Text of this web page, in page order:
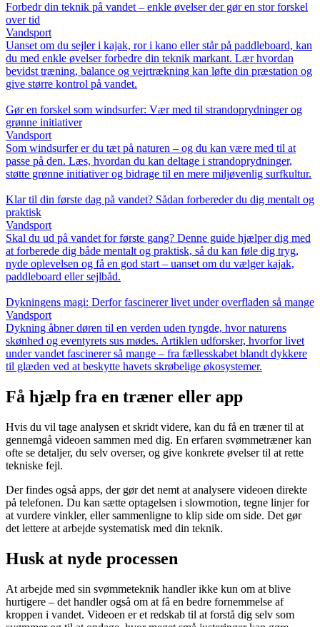
Forbedr din teknik på vandet – enkle øvelser der gør en stor forskel
over tid
Vandsport
Uanset om du sejler i kajak, ror i kano eller står på paddleboard, kan
du med enkle øvelser forbedre din teknik markant. Lær hvordan
bevidst træning, balance og vejrtrækning kan løfte din præstation og
give større kontrol på vandet.
Gør en forskel som windsurfer: Vær med til strandoprydninger og
grønne initiativer
Vandsport
Som windsurfer er du tæt på naturen – og du kan være med til at
passe på den. Læs, hvordan du kan deltage i strandoprydninger,
støtte grønne initiativer og bidrage til en mere miljøvenlig surfkultur.
Klar til din første dag på vandet? Sådan forbereder du dig mentalt og
praktisk
Vandsport
Skal du ud på vandet for første gang? Denne guide hjælper dig med
at forberede dig både mentalt og praktisk, så du kan føle dig tryg,
nyde oplevelsen og få en god start – uanset om du vælger kajak,
paddleboard eller sejlbåd.
Dykningens magi: Derfor fascinerer livet under overfladen så mange
Vandsport
Dykning åbner døren til en verden uden tyngde, hvor naturens
skønhed og eventyrets sus mødes. Artiklen udforsker, hvorfor livet
under vandet fascinerer så mange – fra fællesskabet blandt dykkere
til glæden ved at beskytte havets skrøbelige økosystemer.
Få hjælp fra en træner eller app
Hvis du vil tage analysen et skridt videre, kan du få en træner til at
gennemgå videoen sammen med dig. En erfaren svømmetræner kan
ofte se detaljer, du selv overser, og give konkrete øvelser til at rette
tekniske fejl.
Der findes også apps, der gør det nemt at analysere videoen direkte
på telefonen. Du kan sætte optagelsen i slowmotion, tegne linjer for
at vurdere vinkler, eller sammenligne to klip side om side. Det gør
det lettere at arbejde systematisk med din teknik.
Husk at nyde processen
At arbejde med sin svømmeteknik handler ikke kun om at blive
hurtigere – det handler også om at få en bedre fornemmelse af
kroppen i vandet. Videoen er et redskab til at forstå dig selv som